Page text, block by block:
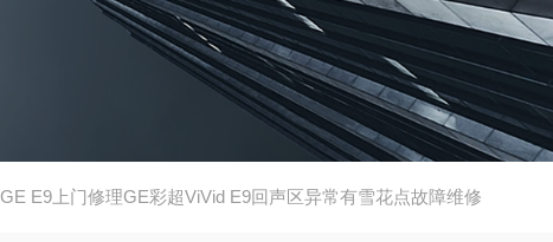
GE E9上门修理GE彩超ViVid E9回声区异常有雪花点故障维修